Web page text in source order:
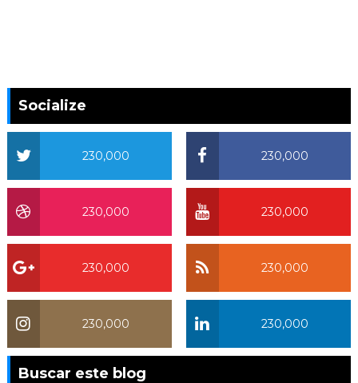
Socialize
230,000
230,000
230,000
230,000
230,000
230,000
230,000
230,000
Buscar este blog